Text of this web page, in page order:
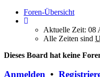
Foren-Übersicht
Aktuelle Zeit: 08
Alle Zeiten sind
Dieses Board hat keine
Anmelden •